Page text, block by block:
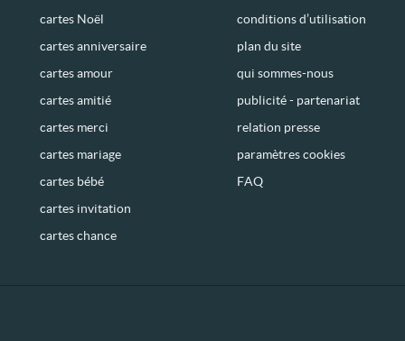
cartes Noël
cartes anniversaire
cartes amour
cartes amitié
cartes merci
cartes mariage
cartes bébé
cartes invitation
cartes chance
conditions d’utilisation
plan du site
qui sommes-nous
publicité - partenariat
relation presse
paramètres cookies
FAQ